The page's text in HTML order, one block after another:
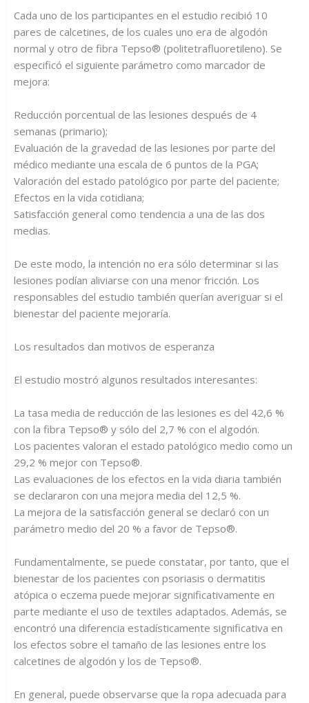
Cada uno de los participantes en el estudio recibió 10
pares de calcetines, de los cuales uno era de algodón
normal y otro de fibra Tepso® (politetrafluoretileno). Se
especificó el siguiente parámetro como marcador de
mejora:
Reducción porcentual de las lesiones después de 4
semanas (primario);
Evaluación de la gravedad de las lesiones por parte del
médico mediante una escala de 6 puntos de la PGA;
Valoración del estado patológico por parte del paciente;
Efectos en la vida cotidiana;
Satisfacción general como tendencia a una de las dos
medias.
De este modo, la intención no era sólo determinar si las
lesiones podían aliviarse con una menor fricción. Los
responsables del estudio también querían averiguar si el
bienestar del paciente mejoraría.
Los resultados dan motivos de esperanza
El estudio mostró algunos resultados interesantes:
La tasa media de reducción de las lesiones es del 42,6 %
con la fibra Tepso® y sólo del 2,7 % con el algodón.
Los pacientes valoran el estado patológico medio como un
29,2 % mejor con Tepso®.
Las evaluaciones de los efectos en la vida diaria también
se declararon con una mejora media del 12,5 %.
La mejora de la satisfacción general se declaró con un
parámetro medio del 20 % a favor de Tepso®.
Fundamentalmente, se puede constatar, por tanto, que el
bienestar de los pacientes con psoriasis o dermatitis
atópica o eczema puede mejorar significativamente en
parte mediante el uso de textiles adaptados. Además, se
encontró una diferencia estadísticamente significativa en
los efectos sobre el tamaño de las lesiones entre los
calcetines de algodón y los de Tepso®.
En general, puede observarse que la ropa adecuada para